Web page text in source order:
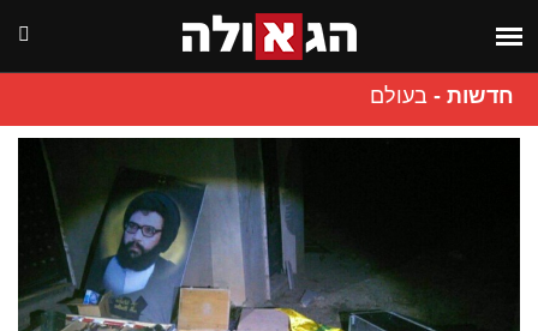
חדשות - בעולם